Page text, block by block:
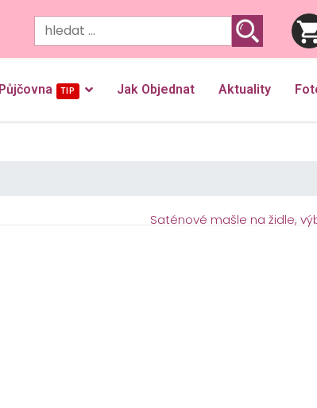
Půjčovna TIP Jak Objednat Aktuality
Saténové mašle na židle,